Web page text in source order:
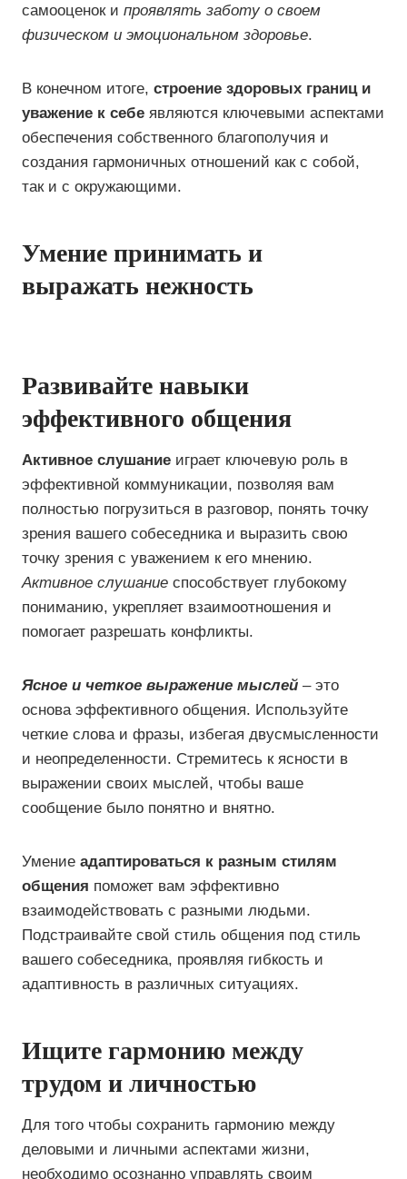
самооценок и проявлять заботу о своем
физическом и эмоциональном здоровье.
В конечном итоге, строение здоровых границ и
уважение к себе являются ключевыми аспектами
обеспечения собственного благополучия и
создания гармоничных отношений как с собой,
так и с окружающими.
Умение принимать и
выражать нежность
Развивайте навыки
эффективного общения
Активное слушание играет ключевую роль в
эффективной коммуникации, позволяя вам
полностью погрузиться в разговор, понять точку
зрения вашего собеседника и выразить свою
точку зрения с уважением к его мнению.
Активное слушание способствует глубокому
пониманию, укрепляет взаимоотношения и
помогает разрешать конфликты.
Ясное и четкое выражение мыслей – это
основа эффективного общения. Используйте
четкие слова и фразы, избегая двусмысленности
и неопределенности. Стремитесь к ясности в
выражении своих мыслей, чтобы ваше
сообщение было понятно и внятно.
Умение адаптироваться к разным стилям
общения поможет вам эффективно
взаимодействовать с разными людьми.
Подстраивайте свой стиль общения под стиль
вашего собеседника, проявляя гибкость и
адаптивность в различных ситуациях.
Ищите гармонию между
трудом и личностью
Для того чтобы сохранить гармонию между
деловыми и личными аспектами жизни,
необходимо осознанно управлять своим